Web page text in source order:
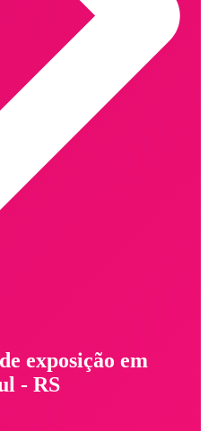
exposição em
- RS